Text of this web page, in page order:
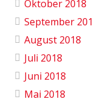
Oktober 2018
September
August 2018
Juli 2018
Juni 2018
Mai 2018